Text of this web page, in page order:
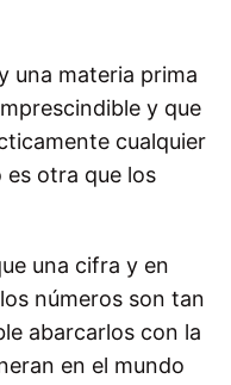
una materia prima
y que
cualquier
es otra que los
una cifra y en
números son tan
abarcarlos con la
en el mundo